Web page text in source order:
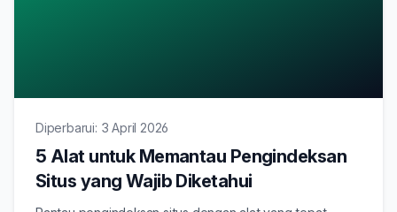
Diperbarui: 3 April 2026
5 Alat untuk Memantau Pengindeksan
Situs yang Wajib Diketahui